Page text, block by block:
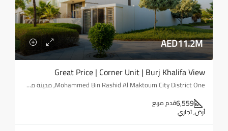
AED11.2M
Great Price | Corner Unit | Burj Khalifa View
Mohammed Bin Rashid Al Maktoum City District One, مدينة محمد بن راشد, المركاض, دبي, الإمارات العربية المتحدة
6,559قدم مربع
أرض, تجاري